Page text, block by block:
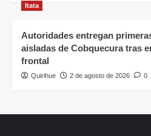
Itata
Autoridades entregan
aisladas de Cobquecura tras
frontal
Quirihue 2 de agosto de 2026 0